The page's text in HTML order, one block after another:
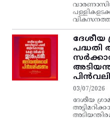
ദേശീയ
പദ്ധതി
03/07/2026
ദേശീയ